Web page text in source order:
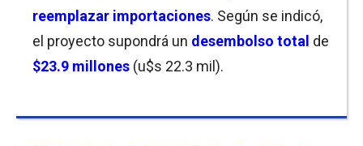
reemplazar importaciones. Según se indicó,
el proyecto supondrá un desembolso total de
$23.9 millones (u$s 22.3 mil).